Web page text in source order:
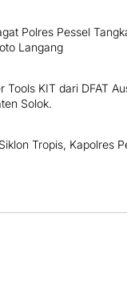
Polres Pessel
Langang
Tools KIT dari DFAT
Solok.
Tropis, Kapolres